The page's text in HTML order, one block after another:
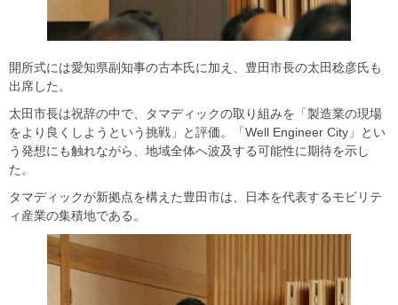
開所式には愛知県副知事の古本氏に加え、豊田市長の太田稔彦氏も
出席した。
太田市長は祝辞の中で、タマディックの取り組みを「製造業の現場
をより良くしようという挑戦」と評価。「Well Engineer City」とい
う発想にも触れながら、地域全体へ波及する可能性に期待を示し
た。
タマディックが新拠点を構えた豊田市は、日本を代表するモビリテ
ィ産業の集積地である。